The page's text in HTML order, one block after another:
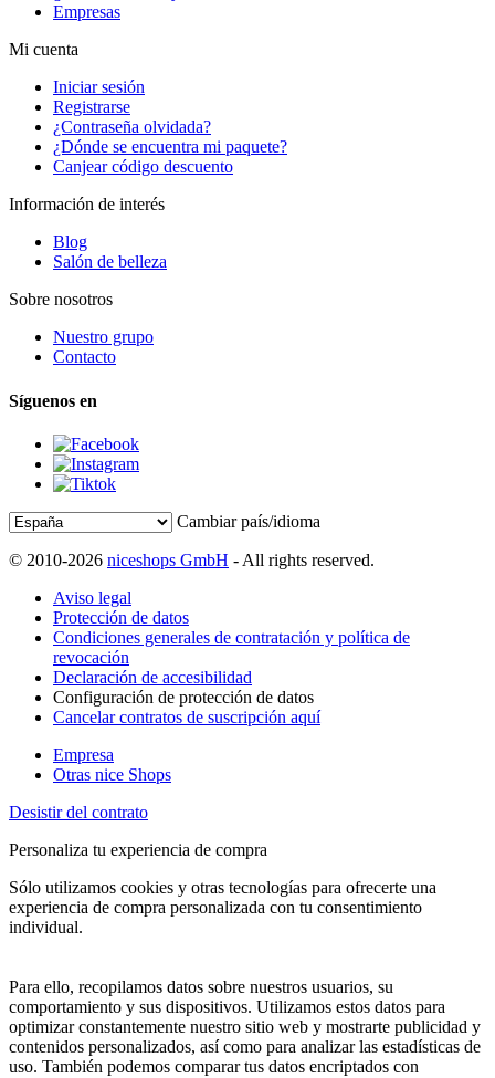
Empresas
Mi cuenta
Iniciar sesión
Registrarse
¿Contraseña olvidada?
¿Dónde se encuentra mi paquete?
Canjear código descuento
Información de interés
Blog
Salón de belleza
Sobre nosotros
Nuestro grupo
Contacto
Síguenos en
Cambiar país/idioma
© 2010-2026 niceshops GmbH - All rights reserved.
Aviso legal
Protección de datos
Condiciones generales de contratación y política de
revocación
Declaración de accesibilidad
Configuración de protección de datos
Cancelar contratos de suscripción aquí
Empresa
Otras nice Shops
Desistir del contrato
Personaliza tu experiencia de compra
Sólo utilizamos cookies y otras tecnologías para ofrecerte una
experiencia de compra personalizada con tu consentimiento
individual.
Para ello, recopilamos datos sobre nuestros usuarios, su
comportamiento y sus dispositivos. Utilizamos estos datos para
optimizar constantemente nuestro sitio web y mostrarte publicidad y
contenidos personalizados, así como para analizar las estadísticas de
uso. También podemos comparar tus datos encriptados con